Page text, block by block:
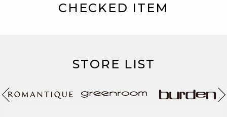
CHECKED ITEM
STORE LIST